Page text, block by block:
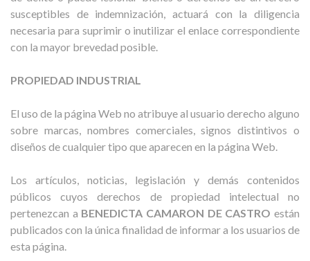
susceptibles de indemnización, actuará con la diligencia
necesaria para suprimir o inutilizar el enlace correspondiente
con la mayor brevedad posible.
PROPIEDAD INDUSTRIAL
El uso de la página Web no atribuye al usuario derecho alguno
sobre marcas, nombres comerciales, signos distintivos o
diseños de cualquier tipo que aparecen en la página Web.
Los artículos, noticias, legislación y demás contenidos
públicos cuyos derechos de propiedad intelectual no
pertenezcan a BENEDICTA CAMARON DE CASTRO están
publicados con la única finalidad de informar a los usuarios de
esta página.